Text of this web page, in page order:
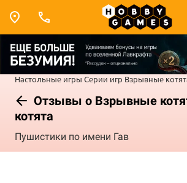
Настольные игры Серии игр Взрывные
Отзывы о Взрывные
котята
Пушистики по имени Гав